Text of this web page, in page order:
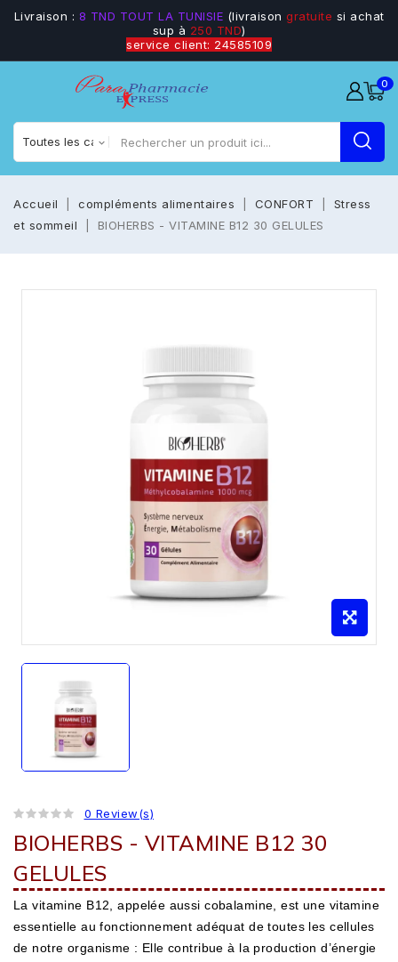
Livraison : 8 TND TOUT LA TUNISIE (livraison gratuite si achat
sup à 250 TND)
service client: 24585109
0
Accueil compléments alimentaires CONFORT
Stress
et sommeil
BIOHERBS - VITAMINE B12 30 GELULES
0 Review(s)
BIOHERBS - VITAMINE B12 30
GELULES
La vitamine B12, appelée aussi cobalamine, est une vitamine
essentielle au fonctionnement adéquat de toutes les cellules
de notre organisme : Elle contribue à la production d’énergie